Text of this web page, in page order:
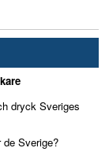
dryck Sveriges
de Sverige?